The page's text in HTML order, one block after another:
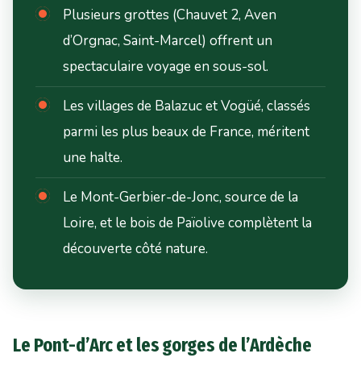
Plusieurs grottes (Chauvet 2, Aven
d’Orgnac, Saint-Marcel) offrent un
spectaculaire voyage en sous-sol.
Les villages de Balazuc et Vogüé, classés
parmi les plus beaux de France, méritent
une halte.
Le Mont-Gerbier-de-Jonc, source de la
Loire, et le bois de Païolive complètent la
découverte côté nature.
Le Pont-d’Arc et les gorges de l’Ardèche